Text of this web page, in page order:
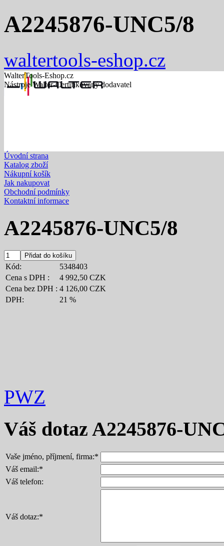
A2245876-UNC5/8
waltertools-eshop.cz
WalterTools-Eshop.cz
Nástroje Walter-Certifikovaný dodavatel
Úvodní strana
Katalog zboží
Nákupní košík
Jak nakupovat
Obchodní podmínky
Kontaktní informace
A2245876-UNC5/8
Kód:
5348403
Cena s DPH :
4 992,50 CZK
Cena bez DPH : 4 126,00 CZK
DPH:
21 %
PWZ
Váš dotaz A2245876-
Vaše jméno, příjmení, firma:*
Váš email:*
Váš telefon:
Váš dotaz:*